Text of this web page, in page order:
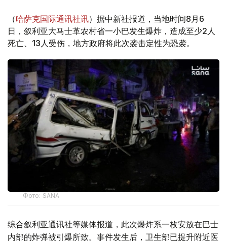
（哈萨克国际通讯社讯）据中新社报道，当地时间8月6
日，叙利亚大马士革农村省一小巴发生爆炸，造成至少2人
死亡、13人受伤，地方政府将此次袭击定性为恐袭。
Фото: SANA
综合叙利亚通讯社等媒体报道，此次爆炸系一枚安放在巴士
内部的炸弹被引爆所致。事件发生后，卫生部已提升附近医